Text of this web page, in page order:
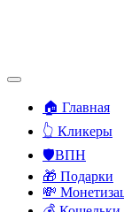
🏠 Главная
👆 Кликеры
🛡️ВПН
🎁 Подарки
💸